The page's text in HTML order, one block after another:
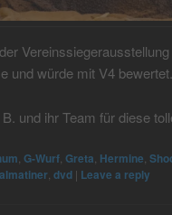
und würde mit V4 bewertet.
und ihr Team für diese
G-Wurf Greta Hermine
dvd | Leave a reply